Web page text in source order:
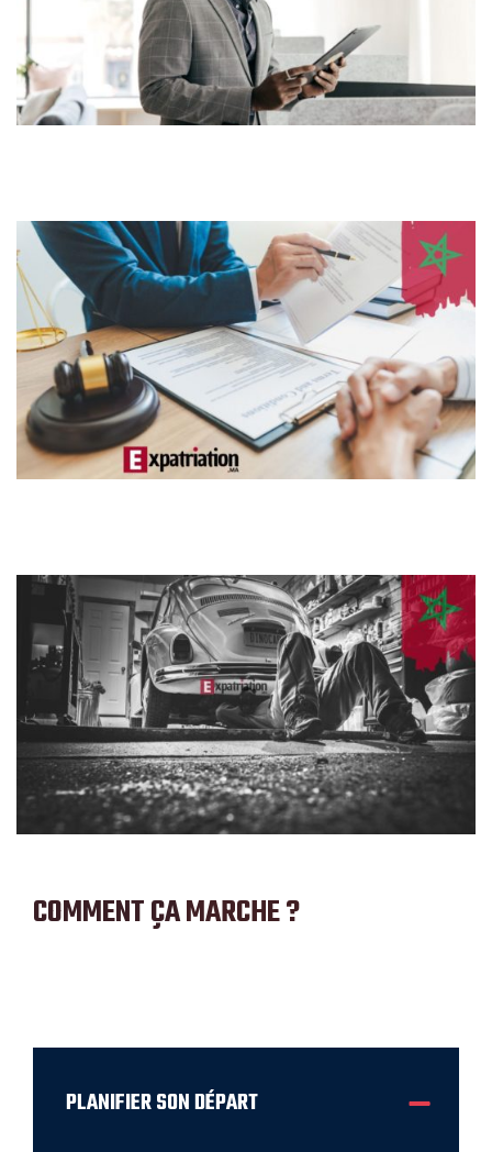
COMMENT ÇAMARCHE ?
PLANIFIER SON DÉPART